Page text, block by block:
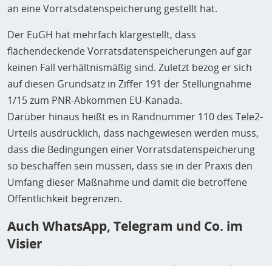
an eine Vorratsdatenspeicherung gestellt hat.
Der EuGH hat mehrfach klargestellt, dass
flächendeckende Vorratsdatenspeicherungen auf gar
keinen Fall verhältnismäßig sind. Zuletzt bezog er sich
auf diesen Grundsatz in Ziffer 191 der Stellungnahme
1/15 zum PNR-Abkommen EU-Kanada.
Darüber hinaus heißt es in Randnummer 110 des Tele2-
Urteils ausdrücklich, dass nachgewiesen werden muss,
dass die Bedingungen einer Vorratsdatenspeicherung
so beschaffen sein müssen, dass sie in der Praxis den
Umfang dieser Maßnahme und damit die betroffene
Öffentlichkeit begrenzen.
Auch WhatsApp, Telegram und Co. im
Visier